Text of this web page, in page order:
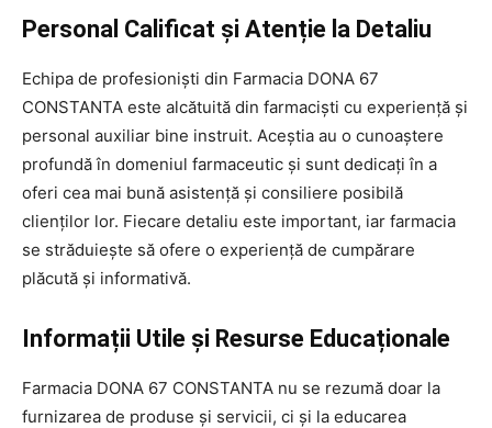
Personal Calificat și Atenție la Detaliu
Echipa de profesioniști din Farmacia DONA 67
CONSTANTA este alcătuită din farmaciști cu experiență și
personal auxiliar bine instruit. Aceștia au o cunoaștere
profundă în domeniul farmaceutic și sunt dedicați în a
oferi cea mai bună asistență și consiliere posibilă
clienților lor. Fiecare detaliu este important, iar farmacia
se străduiește să ofere o experiență de cumpărare
plăcută și informativă.
Informații Utile și Resurse Educaționale
Farmacia DONA 67 CONSTANTA nu se rezumă doar la
furnizarea de produse și servicii, ci și la educarea